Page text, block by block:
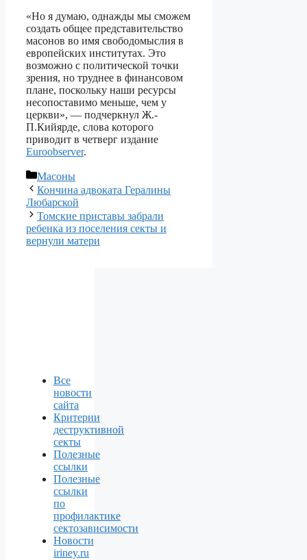
«Но я думаю, однажды мы сможем
создать общее представительство
масонов во имя свободомыслия в
европейских институтах. Это
возможно с политической точки
зрения, но труднее в финансовом
плане, поскольку наши ресурсы
несопоставимо меньше, чем у
церкви», — подчеркнул Ж.-
П.Кийярде, слова которого
приводит в четверг издание
Euroobserver.
Рубрики
Масоны
Кончина адвоката Гералины
Любарской
Томские приставы забрали
ребенка из поселения секты и
вернули матери
Все
новости
сайта
Критерии
деструктивной
секты
Полезные
ссылки
Полезные
ссылки
по
профилактике
сектозависимости
Новости
iriney.ru